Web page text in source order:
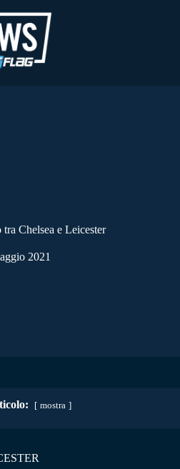
Chelsea e Leicester
2021
mostra